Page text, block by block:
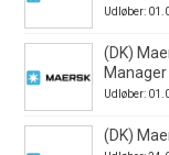
Udløber:
(DK)
Manager
Udløber:
(DK)